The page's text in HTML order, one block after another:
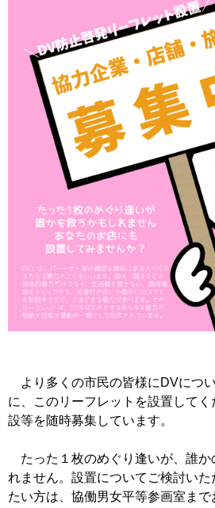
より多くの市民の皆様にDVにつ
に、このリーフレットを設置して
設等を随時募集しています。
たった１枚のめぐり逢いが、誰か
れません。設置についてご検討いた
たい方は、協働男女平等参画室まで